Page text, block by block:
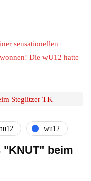
sensationellen
Die wU12 hatte
wu12
"KNUT" beim